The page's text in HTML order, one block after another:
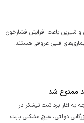
شیرین باعث افزایش فشارخون
قلبی_عروقی هستند.
ممنوع شد
به آغاز برداشت نیشکر در
دولتی، هیچ مشکلی بابت